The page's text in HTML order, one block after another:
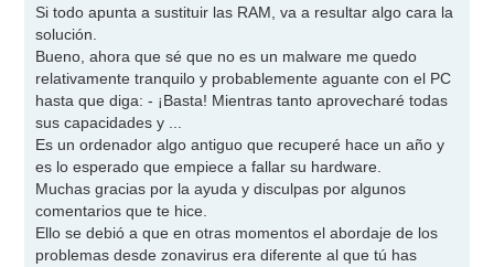
n
a
j
e
Si todo apunta a sustituir las RAM, va a resultar algo cara la
solución.
Bueno, ahora que sé que no es un malware me quedo
relativamente tranquilo y probablemente aguante con el PC
hasta que diga: - ¡Basta! Mientras tanto aprovecharé todas
sus capacidades y ...
Es un ordenador algo antiguo que recuperé hace un año y
es lo esperado que empiece a fallar su hardware.
Muchas gracias por la ayuda y disculpas por algunos
comentarios que te hice.
Ello se debió a que en otras momentos el abordaje de los
problemas desde zonavirus era diferente al que tú has